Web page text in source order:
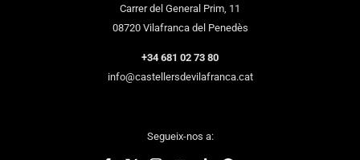
Carrer del General Prim, 11
08720 Vilafranca del Penedès
+34 681 02 73 80
info@castellersdevilafranca.cat
Segueix-nos a: